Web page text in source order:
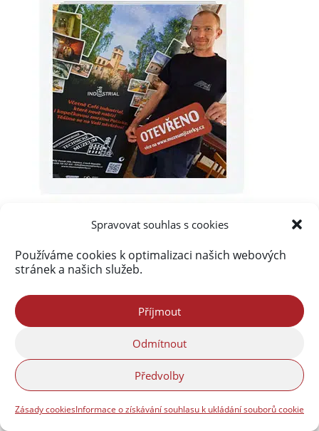
Spravovat souhlas s cookies
Používáme cookies k optimalizaci našich webových
stránek a našich služeb.
Příjmout
Odmítnout
Předvolby
Zásady cookiesInformace o získávání souhlasu k ukládání souborů cookie